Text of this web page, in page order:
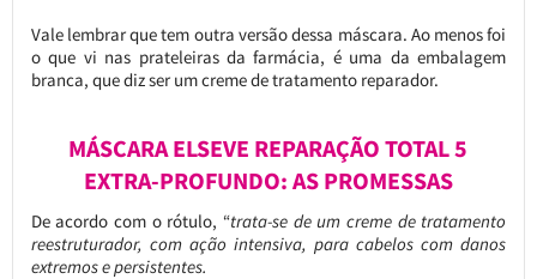
Vale lembrar que tem outra versão dessa máscara. Ao menos foi
o que vi nas prateleiras da farmácia, é uma da embalagem
branca, que diz ser um creme de tratamento reparador.
MÁSCARA ELSEVE REPARAÇÃO TOTAL 5
EXTRA-PROFUNDO: AS PROMESSAS
De acordo com o rótulo, “trata-se de um creme de tratamento
reestruturador, com ação intensiva, para cabelos com danos
extremos e persistentes.